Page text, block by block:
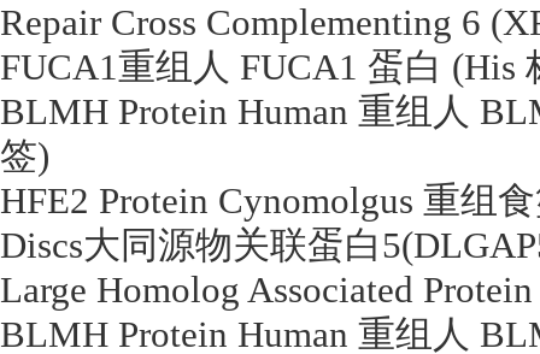
Repair Cross Complementing 6
FUCA1重组人 FUCA1 蛋白 (His
BLMH Protein Human 重组人
签)
HFE2 Protein Cynomolgus 重组
Discs大同源物关联蛋白
Large Homolog Associated
BLMH Protein Human 重组人